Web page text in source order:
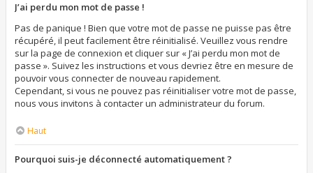
J’ai perdu mon mot de passe !
Pas de panique ! Bien que votre mot de passe ne puisse pas être
récupéré, il peut facilement être réinitialisé. Veuillez vous rendre
sur la page de connexion et cliquer sur « J’ai perdu mon mot de
passe ». Suivez les instructions et vous devriez être en mesure de
pouvoir vous connecter de nouveau rapidement.
Cependant, si vous ne pouvez pas réinitialiser votre mot de passe,
nous vous invitons à contacter un administrateur du forum.
Haut
Pourquoi suis-je déconnecté automatiquement ?